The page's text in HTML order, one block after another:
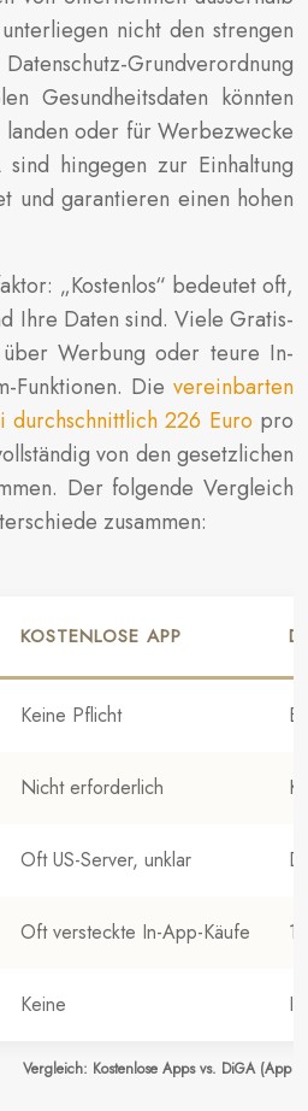
nicht den strengen
Grundverordnung
Gesundheitsdaten könnten
oder für Werbezwecke
hingegen zur Einhaltung
und garantieren einen hohen
„Kostenlos“ bedeutet oft,
Ihre Daten sind. Viele Gratis-
Werbung oder teure In-
Funktionen. Die vereinbarten
226 Euro pro
von den gesetzlichen
Der folgende Vergleich
zusammen:
Vergleich: Kostenlose Apps vs. DiGA (App
KOSTENLOSE APP
Keine Pflicht
Nicht erforderlich
Oft US-Server, unklar
Oft versteckte In-App-Käufe
Keine